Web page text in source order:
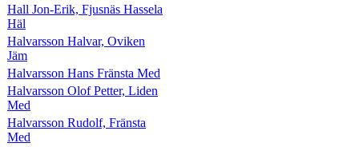
Hall Jon-Erik, Fjusnäs Hassela
Häl
Halvarsson Halvar, Oviken
Jäm
Halvarsson Hans Fränsta Med
Halvarsson Olof Petter, Liden
Med
Halvarsson Rudolf, Fränsta
Med